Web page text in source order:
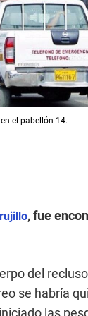
el pabellón 14.
, fue
del
se habría
las